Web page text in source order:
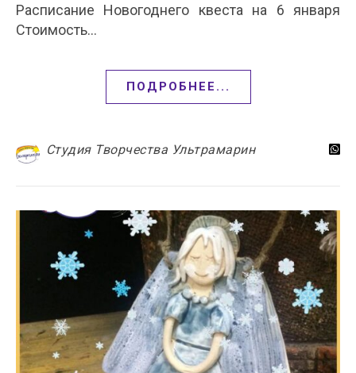
Расписание Новогоднего квеста на 6 января
Стоимость…
ПОДРОБНЕЕ...
Студия Творчества Ультрамарин